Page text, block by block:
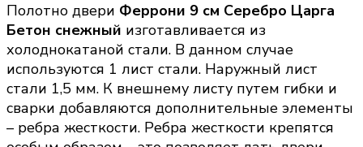
Полотно двери Феррони 9 см Серебро Царга
Бетон снежный изготавливается из
холоднокатаной стали. В данном случае
используются 1 лист стали. Наружный лист
стали 1,5 мм. К внешнему листу путем гибки и
сварки добавляются дополнительные элементы
– ребра жесткости. Ребра жесткости крепятся